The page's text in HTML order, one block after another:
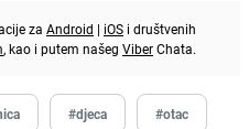
za Android | iOS i društvenih
, kao i putem našeg ViberChata.
#djeca #otac